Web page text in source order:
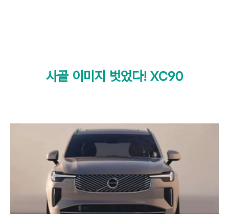
사골 이미지 벗었다! XC90